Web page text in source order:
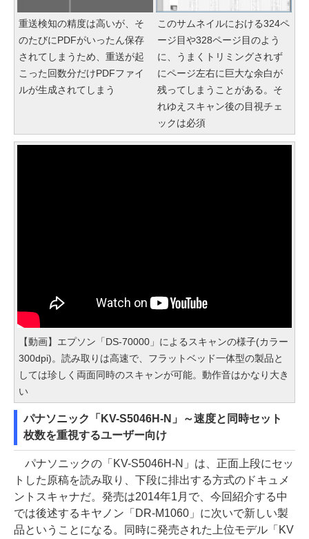
重送検知の精度は高いが、そ
のたびにPDFがいったん保存
されてしまうため、重送が起
こった回数分だけPDFファイ
ルが生成されてしまう
このサムネイルにおける324ペ
ージ目や328ページ目のよう
に、うまくトリミングされず
にページ左右に巨大な余白が
残ってしまうことがある。そ
れゆえスキャン後の目視チェ
ックは必須
【動画】エプソン「DS-70000」によるスキャンの様子(カラー
300dpi)。読み取りは高速で、フラットベッド一体型の製品と
しては珍しく両面同時のスキャンが可能。動作音はかなり大き
い
パナソニック「KV-S5046H-N」～速度と同時セット
枚数を重視するユーザー向け
パナソニックの「KV-S5046H-N」は、正面上段にセッ
トした原稿を読み取り、下段に排出する方式のドキュメ
ントスキャナだ。発売は2014年1月で、今回紹介する中
では後述するキヤノン「DR-M1060」に次いで新しい製
品ということになる。同時に発売された上位モデル「KV